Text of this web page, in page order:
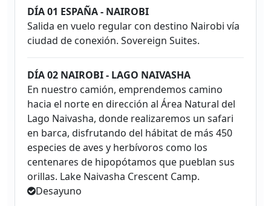
DÍA 01 ESPAÑA - NAIROBI
Salida en vuelo regular con destino Nairobi vía
ciudad de conexión. Sovereign Suites.
DÍA 02 NAIROBI - LAGO NAIVASHA
En nuestro camión, emprendemos camino
hacia el norte en dirección al Área Natural del
Lago Naivasha, donde realizaremos un safari
en barca, disfrutando del hábitat de más 450
especies de aves y herbívoros como los
centenares de hipopótamos que pueblan sus
orillas. Lake Naivasha Crescent Camp.
Desayuno